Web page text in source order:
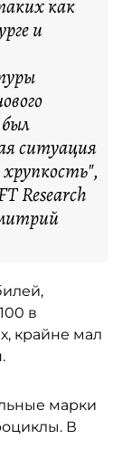
как
и
ситуация
Research
в
крайне мал
марки
В